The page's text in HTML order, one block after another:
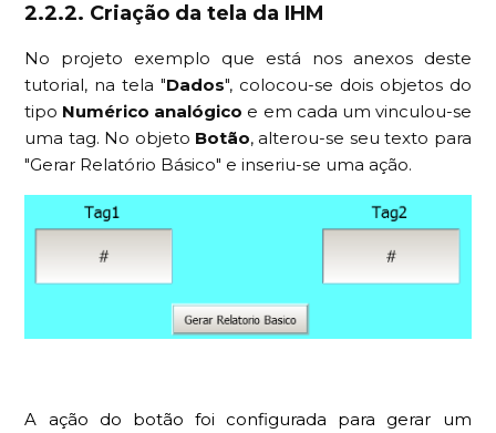
2.2.2. Criação da tela da IHM
No projeto exemplo que está nos anexos deste
tutorial, na tela "Dados", colocou-se dois objetos do
tipo Numérico analógico e em cada um vinculou-se
uma tag. No objeto Botão, alterou-se seu texto para
"Gerar Relatório Básico" e inseriu-se uma ação.
A ação do botão foi configurada para gerar um